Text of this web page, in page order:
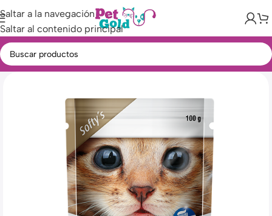
Saltar a la navegación
Saltar al contenido principal